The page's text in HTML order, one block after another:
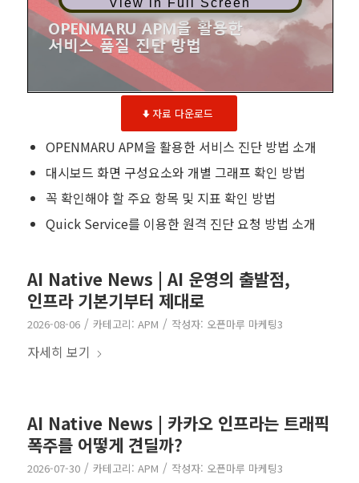
View in Full Screen
자료 다운로드
OPENMARU APM을 활용한 서비스 진단 방법 소개
대시보드 화면 구성요소와 개별 그래프 확인 방법
꼭 확인해야 할 주요 항목 및 지표 확인 방법
Quick Service를 이용한 원격 진단 요청 방법 소개
AI Native News | AI 운영의 출발점,
인프라 기본기부터 제대로
2026-08-06 / 카테고리: APM / 작성자: 오픈마루 마케팅3
자세히 보기
AI Native News | 카카오 인프라는 트래픽
폭주를 어떻게 견딜까?
2026-07-30 / 카테고리: APM / 작성자: 오픈마루 마케팅3